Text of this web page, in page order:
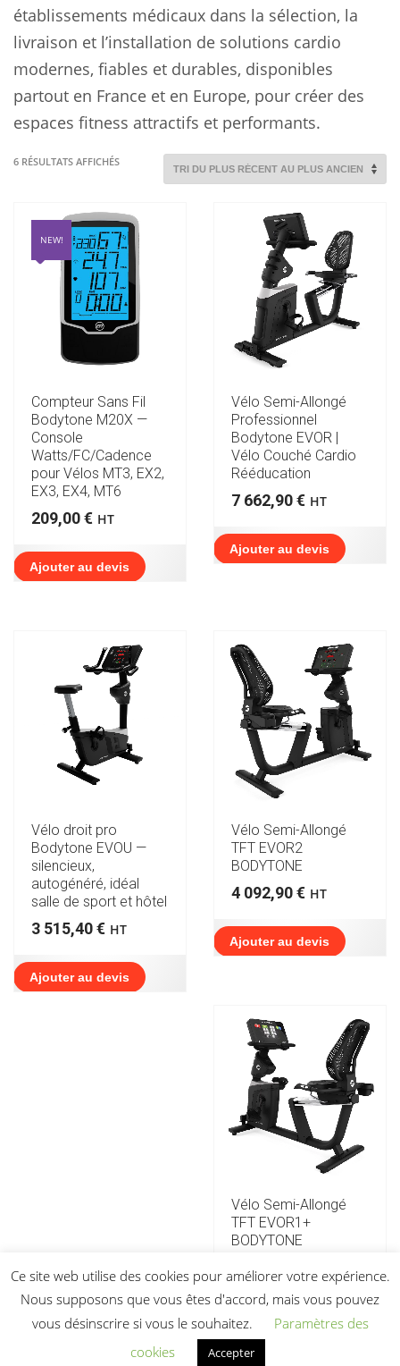
établissements médicaux dans la sélection, la
livraison et l’installation de solutions cardio
modernes, fiables et durables, disponibles
partout en France et en Europe, pour créer des
espaces fitness attractifs et performants.
6 RÉSULTATS AFFICHÉSTRIÉ
AU
PLUS
ANCIEN
NEW!
Compteur Sans Fil
Bodytone M20X —
Console
Watts/FC/Cadence
pour Vélos MT3, EX2,
EX3, EX4, MT6
209,00€ HT
Ajouter au devis
Vélo Semi-Allongé
Professionnel
Bodytone EVOR |
Vélo Couché Cardio
Rééducation
7 662,90€ HT
Ajouter au devis
Vélo droit pro
Bodytone EVOU —
silencieux,
autogénéré, idéal
salle de sport et hôtel
3 515,40€ HT
Ajouter au devis
Vélo Semi-Allongé
TFT EVOR2
BODYTONE
4 092,90€ HT
Ajouter au devis
Vélo Semi-Allongé
TFT EVOR1+
BODYTONE
7 662,90
Ajouter au devis
Ce site web utilise des cookies pour améliorer votre expérience.
Nous supposons que vous êtes d'accord, mais vous pouvez
vous désinscrire si vous le souhaitez.
Paramètres des
cookies
Accepter